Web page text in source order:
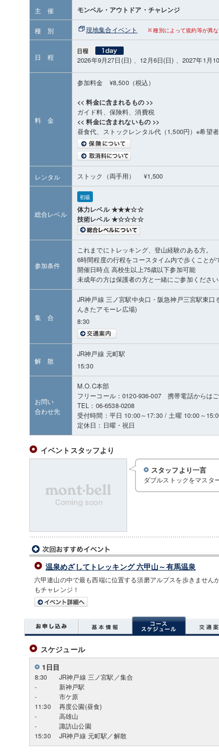
主 催 モンベル・アウトドア・チャレンジ
種 別 現地集合イベント 種別によって規約等が異
日 程 2026年9月27日(日) 、12月6日(日) 、2027年1月
料 金
参加料金 ¥8,500（税込）
<< 料金に含まれるもの >>
ガイド料、保険料、消費税
<< 料金に含まれないもの >>
昼食代、ストックレンタル代（1,500円）※希望
レンタル ストック（両手用） ¥1,500
総合レベル
初級
体力レベル ★★★☆☆
技術レベル ★☆☆☆☆
参加条件
これまでにトレッキング、登山経験のある方。
6時間程度の行程をコースタイム内で歩くことが
開催日時点 高校生以上75歳以下参加可能
未成年の方は保護者の方と一緒にご参加くださ
集 合
JR神戸線 三ノ宮駅中央口・阪急神戸三宮駅東
んきたアモーレ広場)
8:30
解 散
JR神戸線 元町駅
15:30
お問い
合わせ先
M.O.C本部
フリーコール：0120-936-007 携帯電話からは
TEL：06-6538-0208
受付時間：平日 10:00～17:30 / 土曜 10:00～
定休日：日曜・祝日
イベントスタッフより
スタッフより一言
ダブルストックをマスタ
温泉めざしてトレッキング 六甲山～有馬温泉
六甲連山の中で最も西端に位置する須磨アルプスを歩きません
もチャレンジ！
スケジュール
1日目
8:30
JR神戸線 三ノ宮駅／集合
-
新神戸駅
-
市ケ原
11:30
再度公園(昼食)
-
高雄山
-
諏訪山公園
15:30
JR神戸線 元町駅／解散